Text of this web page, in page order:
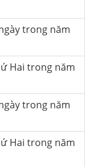
trong năm
Hai trong năm
trong năm
Hai trong năm